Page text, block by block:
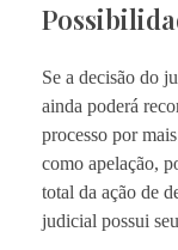
Se a decisão do
ainda poderá
processo por
como apelação,
total da ação de
judicial possui